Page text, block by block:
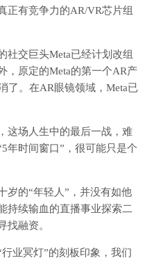
正有竞争力的AR/VR芯片组
社交巨头Meta已经计划改组
，原定的Meta的第一个AR产
了。在AR眼镜领域，Meta已
这场人生中的最后一战，难
年时间窗口”，很可能只是个
岁的“年轻人”，并没有如他
持续输血的直播事业探索二
找融资。
业冥灯”的刻板印象，我们